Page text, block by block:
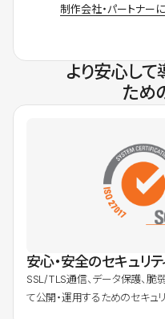
制作会社・パートナー
より安心して
ため
安心・安全のセキュリ
SSL/TLS通信、データ保護、脆
て公開・運用するためのセキュ